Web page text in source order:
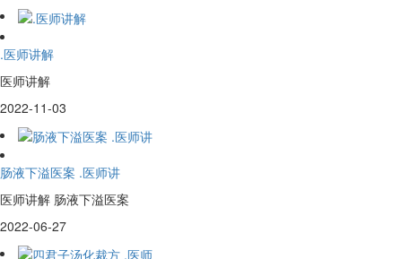
.医师讲解
医师讲解
2022-11-03
肠液下溢医案 .医师讲
医师讲解 肠液下溢医案
2022-06-27